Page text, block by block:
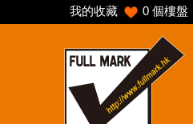
我的收藏 0 個樓盤